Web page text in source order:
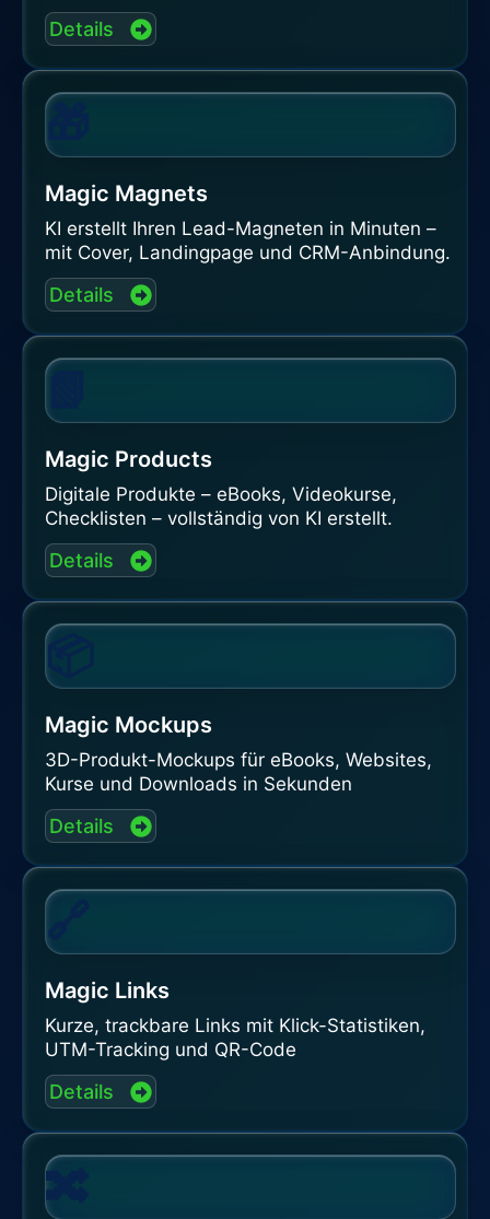
Details
🎁
Magic Magnets
KI erstellt Ihren Lead-Magneten in Minuten –
mit Cover, Landingpage und CRM-Anbindung.
Details
📗
Magic Products
Digitale Produkte – eBooks, Videokurse,
Checklisten – vollständig von KI erstellt.
Details
📦
Magic Mockups
3D-Produkt-Mockups für eBooks, Websites,
Kurse und Downloads in Sekunden
Details
🔗
Magic Links
Kurze, trackbare Links mit Klick-Statistiken,
UTM-Tracking und QR-Code
Details
🔀